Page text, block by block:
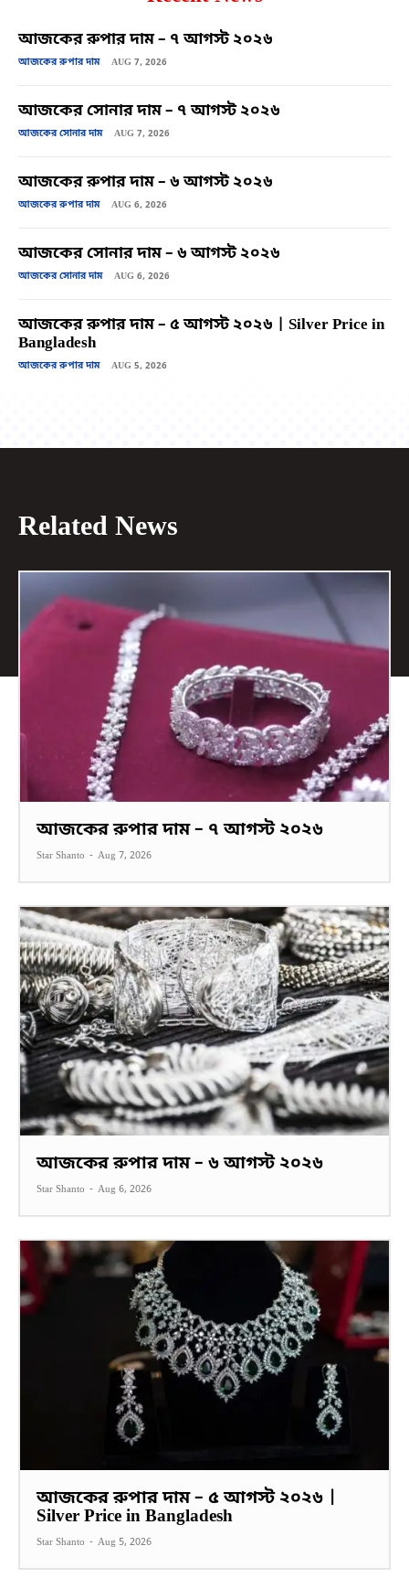
আজকের রুপার দাম – ৭ আগস্ট ২০২৬
আজকের রুপার দাম AUG 7, 2026
আজকের সোনার দাম – ৭ আগস্ট ২০২৬
আজকের সোনার দাম AUG 7, 2026
আজকের রুপার দাম – ৬ আগস্ট ২০২৬
আজকের রুপার দাম AUG 6, 2026
আজকের সোনার দাম – ৬ আগস্ট ২০২৬
আজকের সোনার দাম AUG 6, 2026
আজকের রুপার দাম – ৫ আগস্ট ২০২৬ | Silver Price in
Bangladesh
আজকের রুপার দাম AUG 5, 2026
Related News
আজকের রুপার দাম – ৭ আগস্ট ২০২৬
Star Shanto - Aug 7, 2026
আজকের রুপার দাম – ৬ আগস্ট ২০২৬
Star Shanto - Aug 6, 2026
আজকের রুপার দাম – ৫ আগস্ট ২০২৬ |
Silver Price in Bangladesh
Star Shanto - Aug 5, 2026